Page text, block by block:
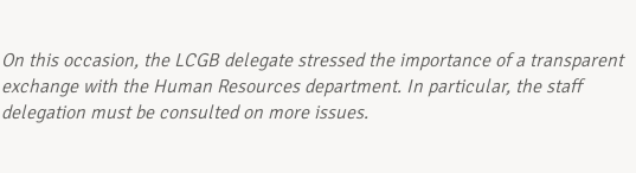
On this occasion, the LCGB delegate stressed the importance of a transparent
exchange with the Human Resources department. In particular, the staff
delegation must be consulted on more issues.